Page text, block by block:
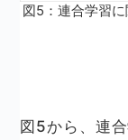
図5：連合学習
図5から、連